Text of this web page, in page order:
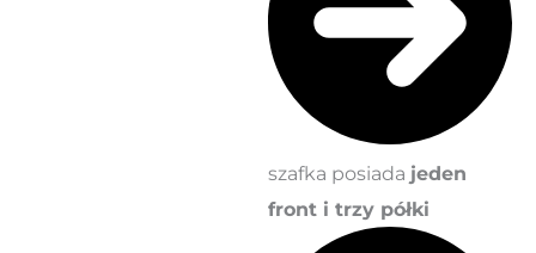
szafka posiada jeden
front i trzy półki